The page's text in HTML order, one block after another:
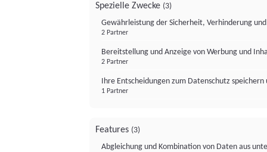
Spezielle Zwecke (3)
Gewährleistung der Sicherheit, Verhinderung
2 Partner
Bereitstellung und Anzeige von Werbung und
2 Partner
Ihre Entscheidungen zum Datenschutz
1 Partner
Features (3)
Abgleichung und Kombination von Daten aus